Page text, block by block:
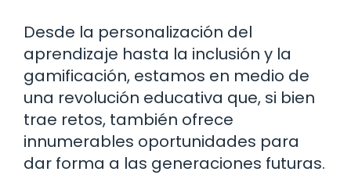
Desde la personalización del
aprendizaje hasta la inclusión y la
gamificación, estamos en medio de
una revolución educativa que, si bien
trae retos, también ofrece
innumerables oportunidades para
dar forma a las generaciones futuras.